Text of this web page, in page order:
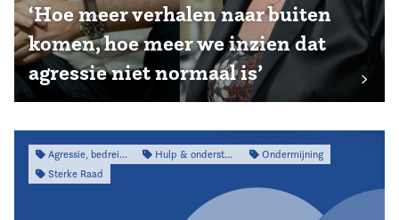
‘Hoe meer verhalen naar buiten
komen, hoe meer we inzien dat
agressie niet normaal is’
Agressie, bedreiging & intimidatie Hulp & ondersteuning
Ondermijning
Sterke Raad